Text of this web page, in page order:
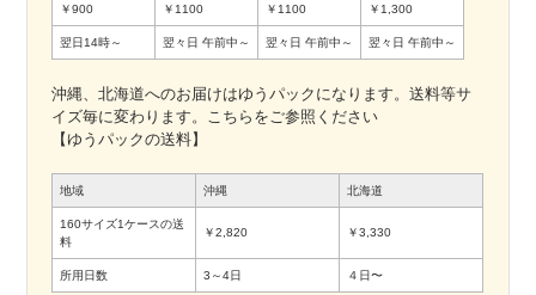
￥900 ￥1100 ￥1100 ￥1,300
翌日14時～ 翌々日 午前中～ 翌々日 午前中～ 翌々日 午前中～
沖縄、北海道へのお届けはゆうパックになります。送料等サ
イズ毎に変わります。こちらをご参照ください
【ゆうパックの送料】
地域 沖縄 北海道
160サイズ1ケースの送
料
￥2,820 ￥3,330
所用日数 3～4日 ４日〜